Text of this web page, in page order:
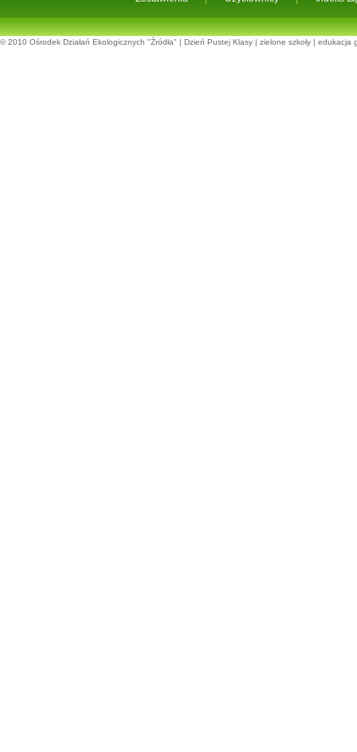
© 2010 Ośrodek Działań Ekologicznych "Źródła" | Dzień Pustej Klasy | zielone szkoły | edukacja